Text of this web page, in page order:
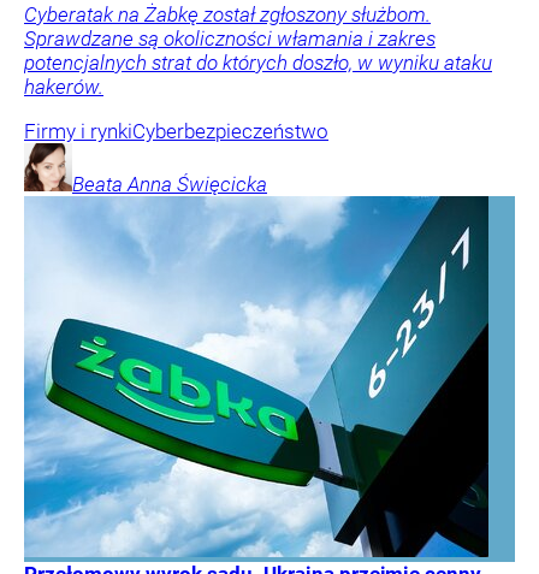
Cyberatak na Żabkę został zgłoszony służbom.
Sprawdzane są okoliczności włamania i zakres
potencjalnych strat do których doszło, w wyniku ataku
hakerów.
Firmy i rynkiCyberbezpieczeństwo
Beata Anna Święcicka